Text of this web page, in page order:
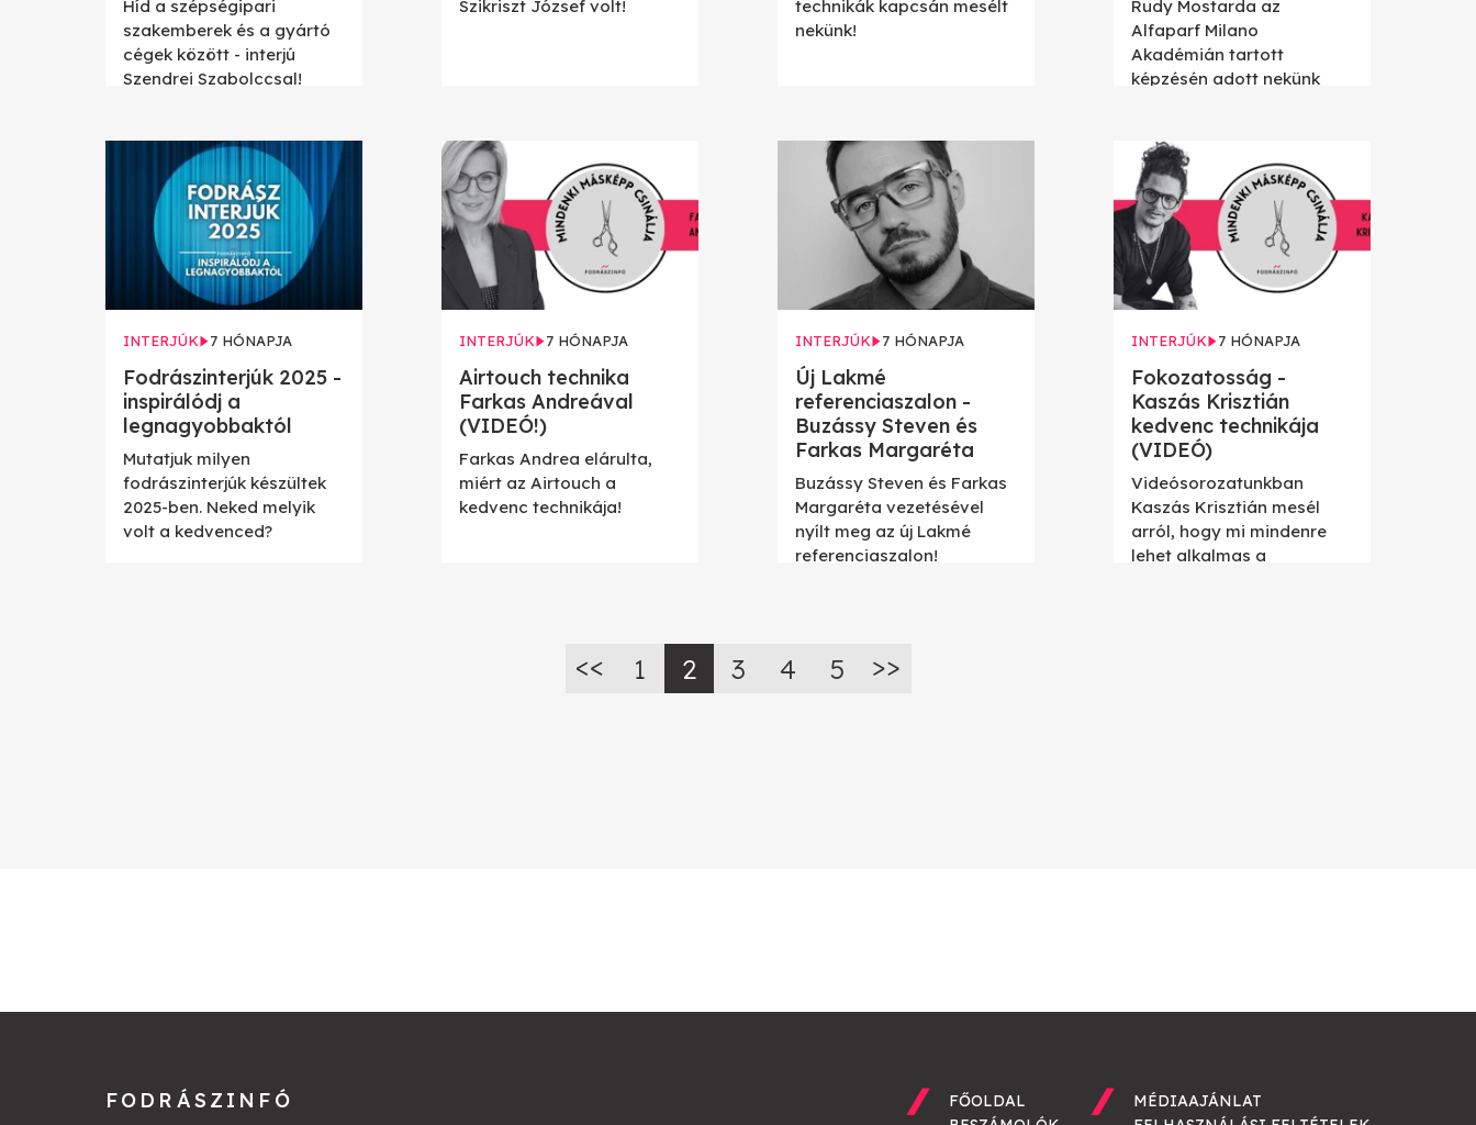
Híd a szépségipari
szakemberek és a gyártó
cégek között - interjú
Szendrei Szabolccsal!
Szikriszt József volt!
technikák kapcsán mesélt
nekünk!
Rudy Mostarda az
Alfaparf Milano
Akadémián tartott
képzésén adott nekünk
INTERJÚK 7 HÓNAPJA
Fodrászinterjúk 2025 -
inspirálódj a
legnagyobbaktól
Mutatjuk milyen
fodrászinterjúk készültek
2025-ben. Neked melyik
volt a kedvenced?
INTERJÚK 7 HÓNAPJA
Airtouch technika
Farkas Andreával
(VIDEÓ!)
Farkas Andrea elárulta,
miért az Airtouch a
kedvenc technikája!
INTERJÚK 7 HÓNAPJA
Új Lakmé
referenciaszalon -
Buzássy Steven és
Farkas Margaréta
Buzássy Steven és Farkas
Margaréta vezetésével
nyílt meg az új Lakmé
referenciaszalon!
INTERJÚK 7 HÓNAPJA
Fokozatosság -
Kaszás Krisztián
kedvenc technikája
(VIDEÓ)
Videósorozatunkban
Kaszás Krisztián mesél
arról, hogy mi mindenre
lehet alkalmas a
1 2 3 4 5
FODRÁSZINFÓ
FŐOLDAL
MÉDIAAJÁNLAT